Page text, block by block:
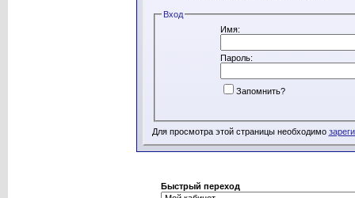
Вход
Имя:
Пароль:
Запомнить?
Для просмотра этой страницы необходимо
Быстрый переход